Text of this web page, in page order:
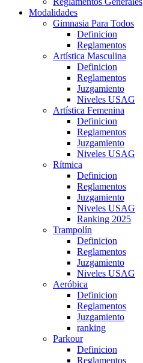
Modalidades
Gimnasia Para Todos
Definicion
Reglamentos
Artística Masculina
Definicion
Reglamentos
Juzgamiento
Niveles USAG
Artística Femenina
Definicion
Reglamentos
Juzgamiento
Niveles USAG
Rítmica
Definicion
Reglamentos
Juzgamiento
Niveles USAG
Ranking 2025
Trampolín
Definicion
Reglamentos
Juzgamiento
Niveles USAG
Aeróbica
Definicion
Reglamentos
Juzgamiento
ranking
Parkour
Definicion
Reglamentos